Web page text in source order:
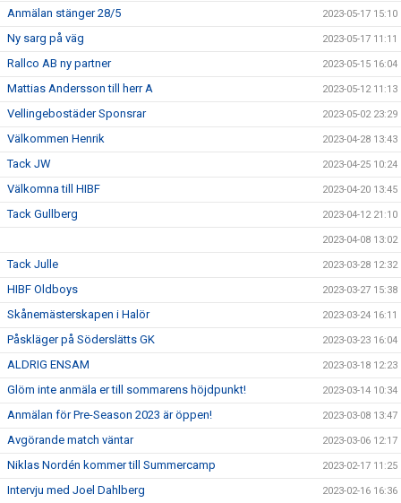
Anmälan stänger 28/5 2023-05-17 15:10
Ny sarg på väg 2023-05-17 11:11
Rallco AB ny partner 2023-05-15 16:04
Mattias Andersson till herr A 2023-05-12 11:13
Vellingebostäder Sponsrar 2023-05-02 23:29
Välkommen Henrik 2023-04-28 13:43
Tack JW 2023-04-25 10:24
Välkomna till HIBF 2023-04-20 13:45
Tack Gullberg 2023-04-12 21:10
2023-04-08 13:02
Tack Julle 2023-03-28 12:32
HIBF Oldboys 2023-03-27 15:38
Skånemästerskapen i Halör 2023-03-24 16:11
Påskläger på Söderslätts GK 2023-03-23 16:04
ALDRIG ENSAM 2023-03-18 12:23
Glöm inte anmäla er till sommarens höjdpunkt! 2023-03-14 10:34
Anmälan för Pre-Season 2023 är öppen! 2023-03-08 13:47
Avgörande match väntar 2023-03-06 12:17
Niklas Nordén kommer till Summercamp 2023-02-17 11:25
Intervju med Joel Dahlberg 2023-02-16 16:36